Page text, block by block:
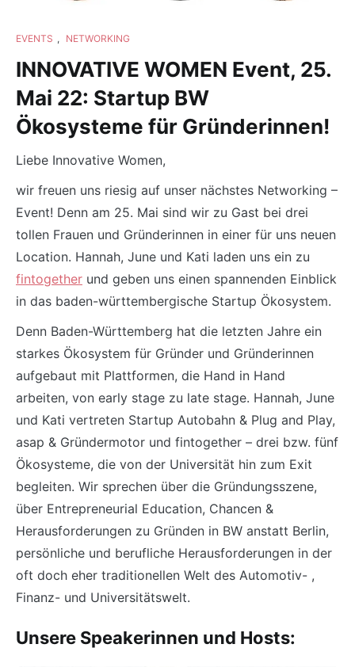
EVENTS , NETWORKING
INNOVATIVE WOMEN Event, 25.
Mai 22: Startup BW
Ökosysteme für Gründerinnen!
Liebe Innovative Women,
wir freuen uns riesig auf unser nächstes Networking –
Event! Denn am 25. Mai sind wir zu Gast bei drei
tollen Frauen und Gründerinnen in einer für uns neuen
Location. Hannah, June und Kati laden uns ein zu
fintogether und geben uns einen spannenden Einblick
in das baden-württembergische Startup Ökosystem.
Denn Baden-Württemberg hat die letzten Jahre ein
starkes Ökosystem für Gründer und Gründerinnen
aufgebaut mit Plattformen, die Hand in Hand
arbeiten, von early stage zu late stage. Hannah, June
und Kati vertreten Startup Autobahn & Plug and Play,
asap & Gründermotor und fintogether – drei bzw. fünf
Ökosysteme, die von der Universität hin zum Exit
begleiten. Wir sprechen über die Gründungsszene,
über Entrepreneurial Education, Chancen &
Herausforderungen zu Gründen in BW anstatt Berlin,
persönliche und berufliche Herausforderungen in der
oft doch eher traditionellen Welt des Automotiv- ,
Finanz- und Universitätswelt.
Unsere Speakerinnen und Hosts: